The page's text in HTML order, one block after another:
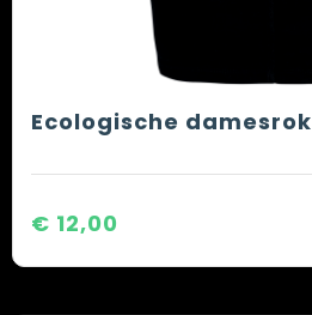
Ecologische damesrok
€ 12,00